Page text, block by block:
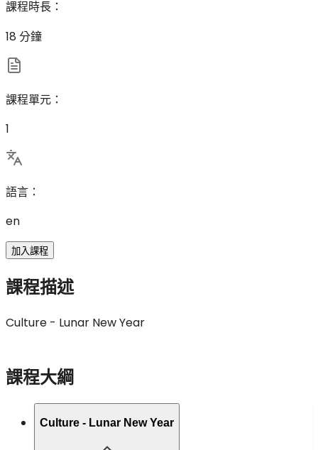
課程時長 ：
18 分鐘
課程單元 ：
1
語言 ：
en
加入課程
課程描述
Culture - Lunar New Year
課程大綱
Culture - Lunar New Year